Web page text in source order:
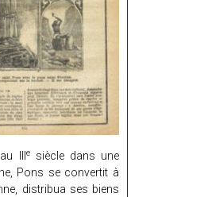
III esiècle dans une
Pons se convertit à
distribua ses biens